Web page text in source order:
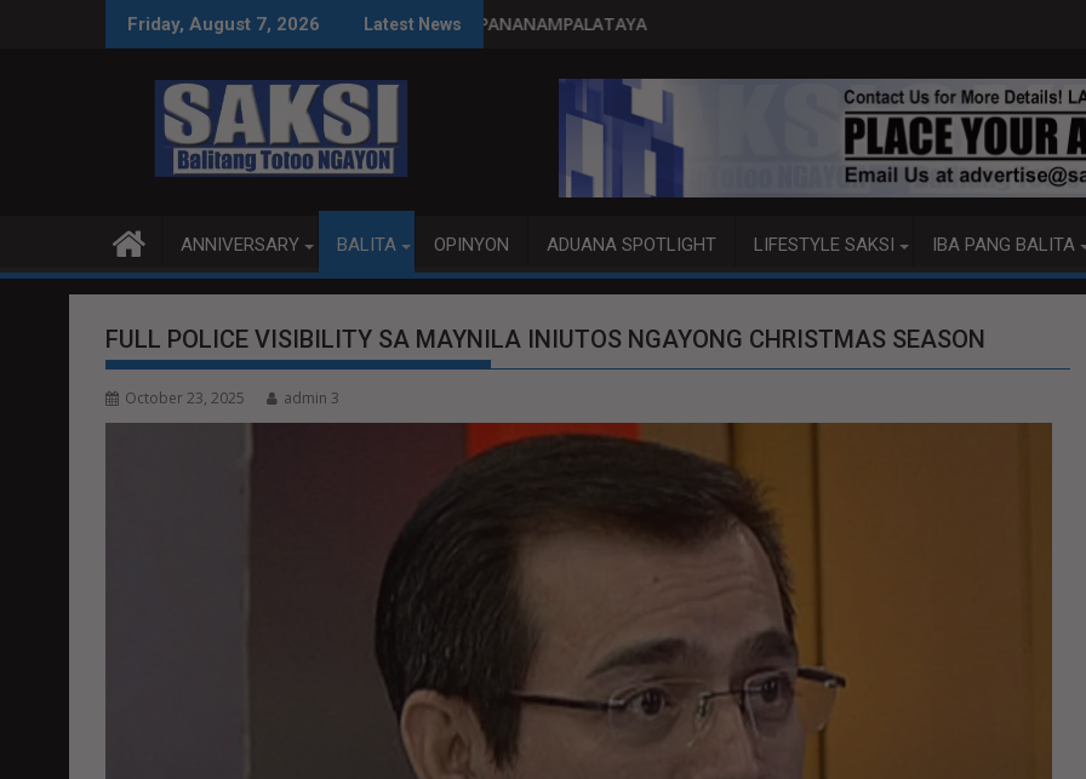
Friday, August 7, 2026 Latest News
paggastos susi sa pag-unladPANANAMPALATAYA
ANNIVERSARY BALITA OPINYON ADUANA SPOTLIGHT LIFESTYLE SAKSI IBA PANG BALITA
FULL POLICE VISIBILITY SA MAYNILA INIUTOS NGAYONG CHRISTMAS SEASON
October 23, 2025 admin 3